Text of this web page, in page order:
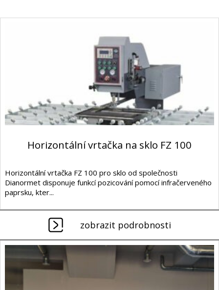
Horizontální vrtačka na sklo FZ 100
Horizontální vrtačka FZ 100 pro sklo od společnosti
Dianormet disponuje funkcí pozicování pomocí infračerveného
paprsku, kter...
zobrazit podrobnosti